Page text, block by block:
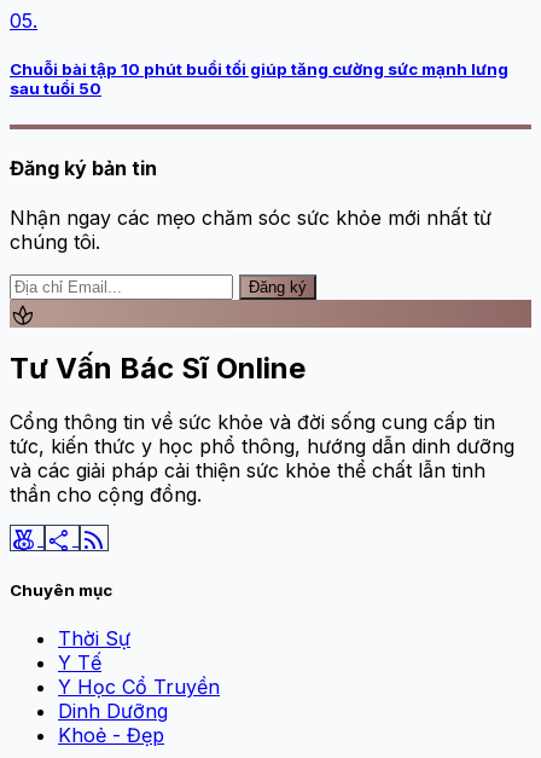
05.
Chuỗi bài tập 10 phút buổi tối giúp tăng cường sức mạnh lưng
sau tuổi 50
Đăng ký bản tin
Nhận ngay các mẹo chăm sóc sức khỏe mới nhất từ
chúng tôi.
Đăng ký
spa
Tư Vấn Bác Sĩ Online
Cổng thông tin về sức khỏe và đời sống cung cấp tin
tức, kiến thức y học phổ thông, hướng dẫn dinh dưỡng
và các giải pháp cải thiện sức khỏe thể chất lẫn tinh
thần cho cộng đồng.
social_leaderboard share rss_feed
Chuyên mục
Thời Sự
Y Tế
Y Học Cổ Truyền
Dinh Dưỡng
Khoẻ - Đẹp